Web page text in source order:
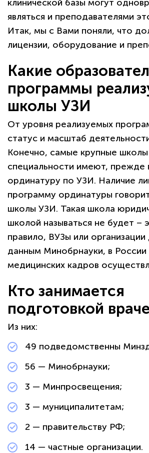
клинической базы могут
являться и преподавателями
Итак, мы с Вами поняли, что
лицензии, оборудование и
Какие
программы
школы УЗИ
От уровня реализуемых
статус и масштаб
Конечно, самые крупные
специальности имеют, прежде
ординатуру по УЗИ. Наличие
программу ординатуры
школы УЗИ. Такая школа
школой называться не будет –
правило, ВУЗы или
данным Минобрнауки, в России
медицинских кадров
Кто занимается
подготовкой
Из них:
49 подведомственны
56 — Минобрнауки;
3 — Минпросвещения;
3 — муниципалитетам;
2 — правительству РФ;
14 — частные организации.